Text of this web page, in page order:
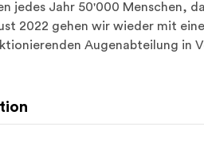
jedes Jahr 50'000 Menschen,
2022 gehen wir wieder mit
Augenabteilung in